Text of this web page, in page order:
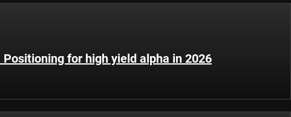
for high yield alpha in 2026